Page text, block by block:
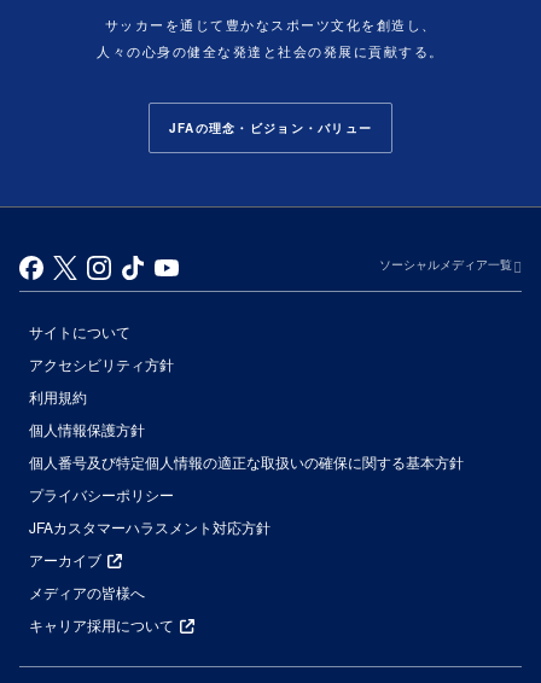
サッカーを通じて豊かなスポーツ文化を創造し、
人々の心身の健全な発達と社会の発展に貢献する。
JFAの理念・ビジョン・バリュー
ソーシャルメディア一覧
サイトについて
アクセシビリティ方針
利用規約
個人情報保護方針
個人番号及び特定個人情報の適正な取扱いの確保に関する基本方針
プライバシーポリシー
JFAカスタマーハラスメント対応方針
アーカイブ
メディアの皆様へ
キャリア採用について